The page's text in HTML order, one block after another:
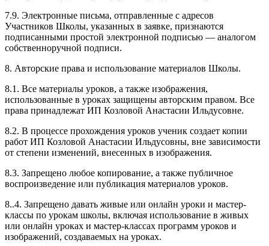
7.9. Электронные письма, отправленные с адресов
Участников Школы, указанных в заявке, признаются
подписанными простой электронной подписью — аналогом
собственноручной подписи.
8. Авторские права и использование материалов Школы.
8.1. Все материалы уроков, а также изображения,
использованные в уроках защищены авторским правом. Все
права принадлежат ИП Козловой Анастасии Ильдусовне.
8.2. В процессе прохождения уроков ученик создает копии
работ ИП Козловой Анастасии Ильдусовны, вне зависимости
от степени изменений, внесенных в изображения.
8.3. Запрещено любое копирование, а также публичное
воспроизведение или публикация материалов уроков.
8..4. Запрещено давать живые или онлайн уроки и мастер-
классы по урокам школы, включая использование в живых
или онлайн уроках и мастер-классах программ уроков и
изображений, создаваемых на уроках.